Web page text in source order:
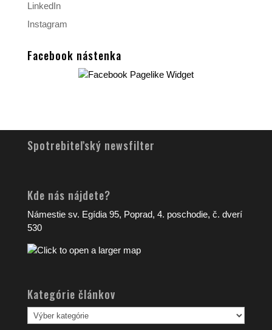
LinkedIn
Instagram
Facebook nástenka
Spotrebiteľský newsfilter
Kde nás nájdete?
Námestie sv. Egídia 95, Poprad, 4. poschodie, č. dverí
530
Kategórie článkov
Kategórie
článkov